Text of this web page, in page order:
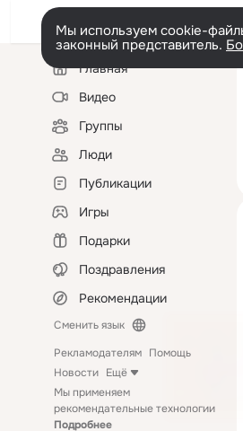
Мы используем cookie-
законный представитель.
Левая
колонкаГлавная
Видео
Группы
Люди
Публикации
Игры
Подарки
Поздравления
Рекомендации
Сменить язык
Рекламодателям Помощь
Новости Ещё
Мы применяем
рекомендательные технологии
Подробнее